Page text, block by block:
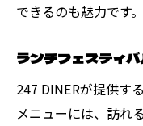
できるのも魅力です。
ランチフェスティ
247 DINERが提供す
メニューには、訪れ